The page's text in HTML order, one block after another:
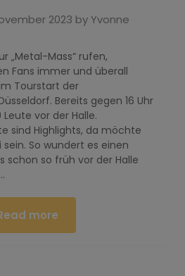
2023 byYvonne
„Metal-Mass“ rufen,
Fans immer und überall
Tourstart der
Bereits gegen 16 Uhr
vor der Halle.
sind Highlights, da möchte
So wundert es einen
schon so früh vor der Halle
more